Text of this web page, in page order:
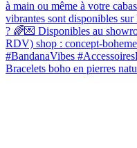
Bracelets boho en pierres